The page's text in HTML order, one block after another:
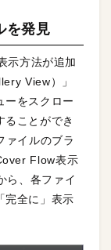
を発見
示方法が追加
View）」
ーをスクロー
ることができ
ァイルのブラ
Flow表示
ら、各ファイ
完全に」表示